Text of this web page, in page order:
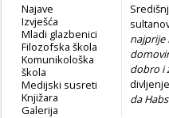
Najave
Izvješća
Mladi glazbenici
Filozofska škola
Komunikološka
škola
Medijski susreti
Knjižara
Galerija
najprije
dobro i
da